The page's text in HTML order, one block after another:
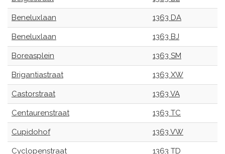
Beneluxlaan 1363 DA
Beneluxlaan 1363 BJ
Boreasplein 1363 SM
Brigantiastraat 1363 XW
Castorstraat 1363 VA
Centaurenstraat 1363 TC
Cupidohof 1363 VW
Cyclopenstraat 1363 TD